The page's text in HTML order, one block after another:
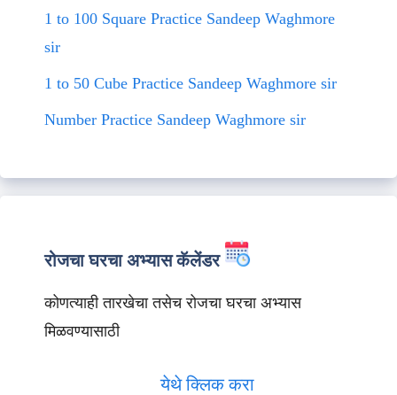
1 to 100 Square Practice Sandeep Waghmore
sir
1 to 50 Cube Practice Sandeep Waghmore sir
Number Practice Sandeep Waghmore sir
रोजचा घरचा अभ्यास कॅलेंडर
कोणत्याही तारखेचा तसेच रोजचा घरचा अभ्यास
मिळवण्यासाठी
येथे क्लिक करा